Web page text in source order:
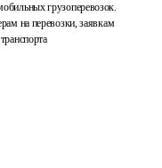
грузоперевозок.
на перевозки, заявкам